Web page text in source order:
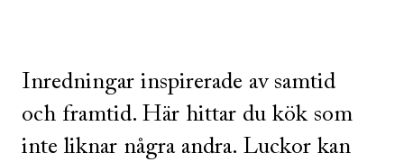
Inredningar inspirerade av samtid
och framtid. Här hittar du kök som
inte liknar några andra. Luckor kan